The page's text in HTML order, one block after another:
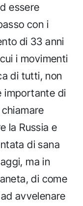
essere
con i
di 33 anni
i movimenti
di tutti, non
importante di
la Russia e
di sana
ma in
di come
avvelenare